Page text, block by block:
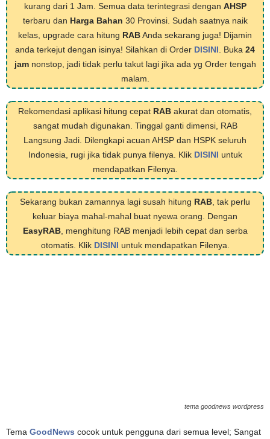
kurang dari 1 Jam. Semua data terintegrasi dengan AHSP
terbaru dan Harga Bahan 30 Provinsi. Sudah saatnya naik
kelas, upgrade cara hitung RABAnda sekarang juga! Dijamin
anda terkejut dengan isinya! Silahkan di Order DISINI . Buka 24
jamnonstop, jadi tidak perlu takut lagi jika ada yg Order tengah
malam.
Rekomendasi aplikasi hitung cepat RAB akurat dan otomatis,
sangat mudah digunakan. Tinggal ganti dimensi, RAB
Langsung Jadi. Dilengkapi acuan AHSP dan HSPK seluruh
Indonesia, rugi jika tidak punya filenya. Klik DISINI untuk
mendapatkan Filenya.
Sekarang bukan zamannya lagi susah hitung RAB , tak perlu
keluar biaya mahal-mahal buat nyewa orang. Dengan
EasyRAB, menghitung RAB menjadi lebih cepat dan serba
otomatis. Klik DISINI untuk mendapatkan Filenya.
tema goodnews wordpress
Tema GoodNews cocok untuk pengguna dari semua level; Sangat